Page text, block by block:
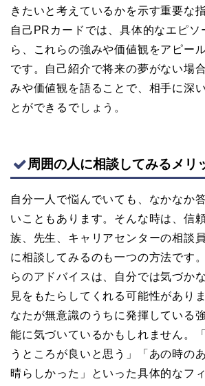
きたいと考えているかを示す重要な
自己PRカードでは、具体的なエピソ
ら、これらの強みや価値観をアピー
です。自己紹介で将来の夢がない場
みや価値観を語ることで、相手に深
とができるでしょう。
周囲の人に相談してみるメリ
自分一人で悩んでいても、なかなか
いこともあります。そんな時は、信
族、先生、キャリアセンターの相談
に相談してみるのも一つの方法です
らのアドバイスは、自分では気づか
見をもたらしてくれる可能性があり
なたが無意識のうちに発揮している
能に気づいているかもしれません。
うところが良いと思う」「あの時の
晴らしかった」といった具体的なフ